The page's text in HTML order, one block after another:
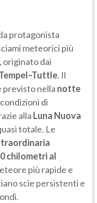
protagonista
meteorici più
originato dai
. Il
previsto nella notte
di
alla Luna Nuova
totale. Le
chilometri al
più rapide e
scie persistenti e